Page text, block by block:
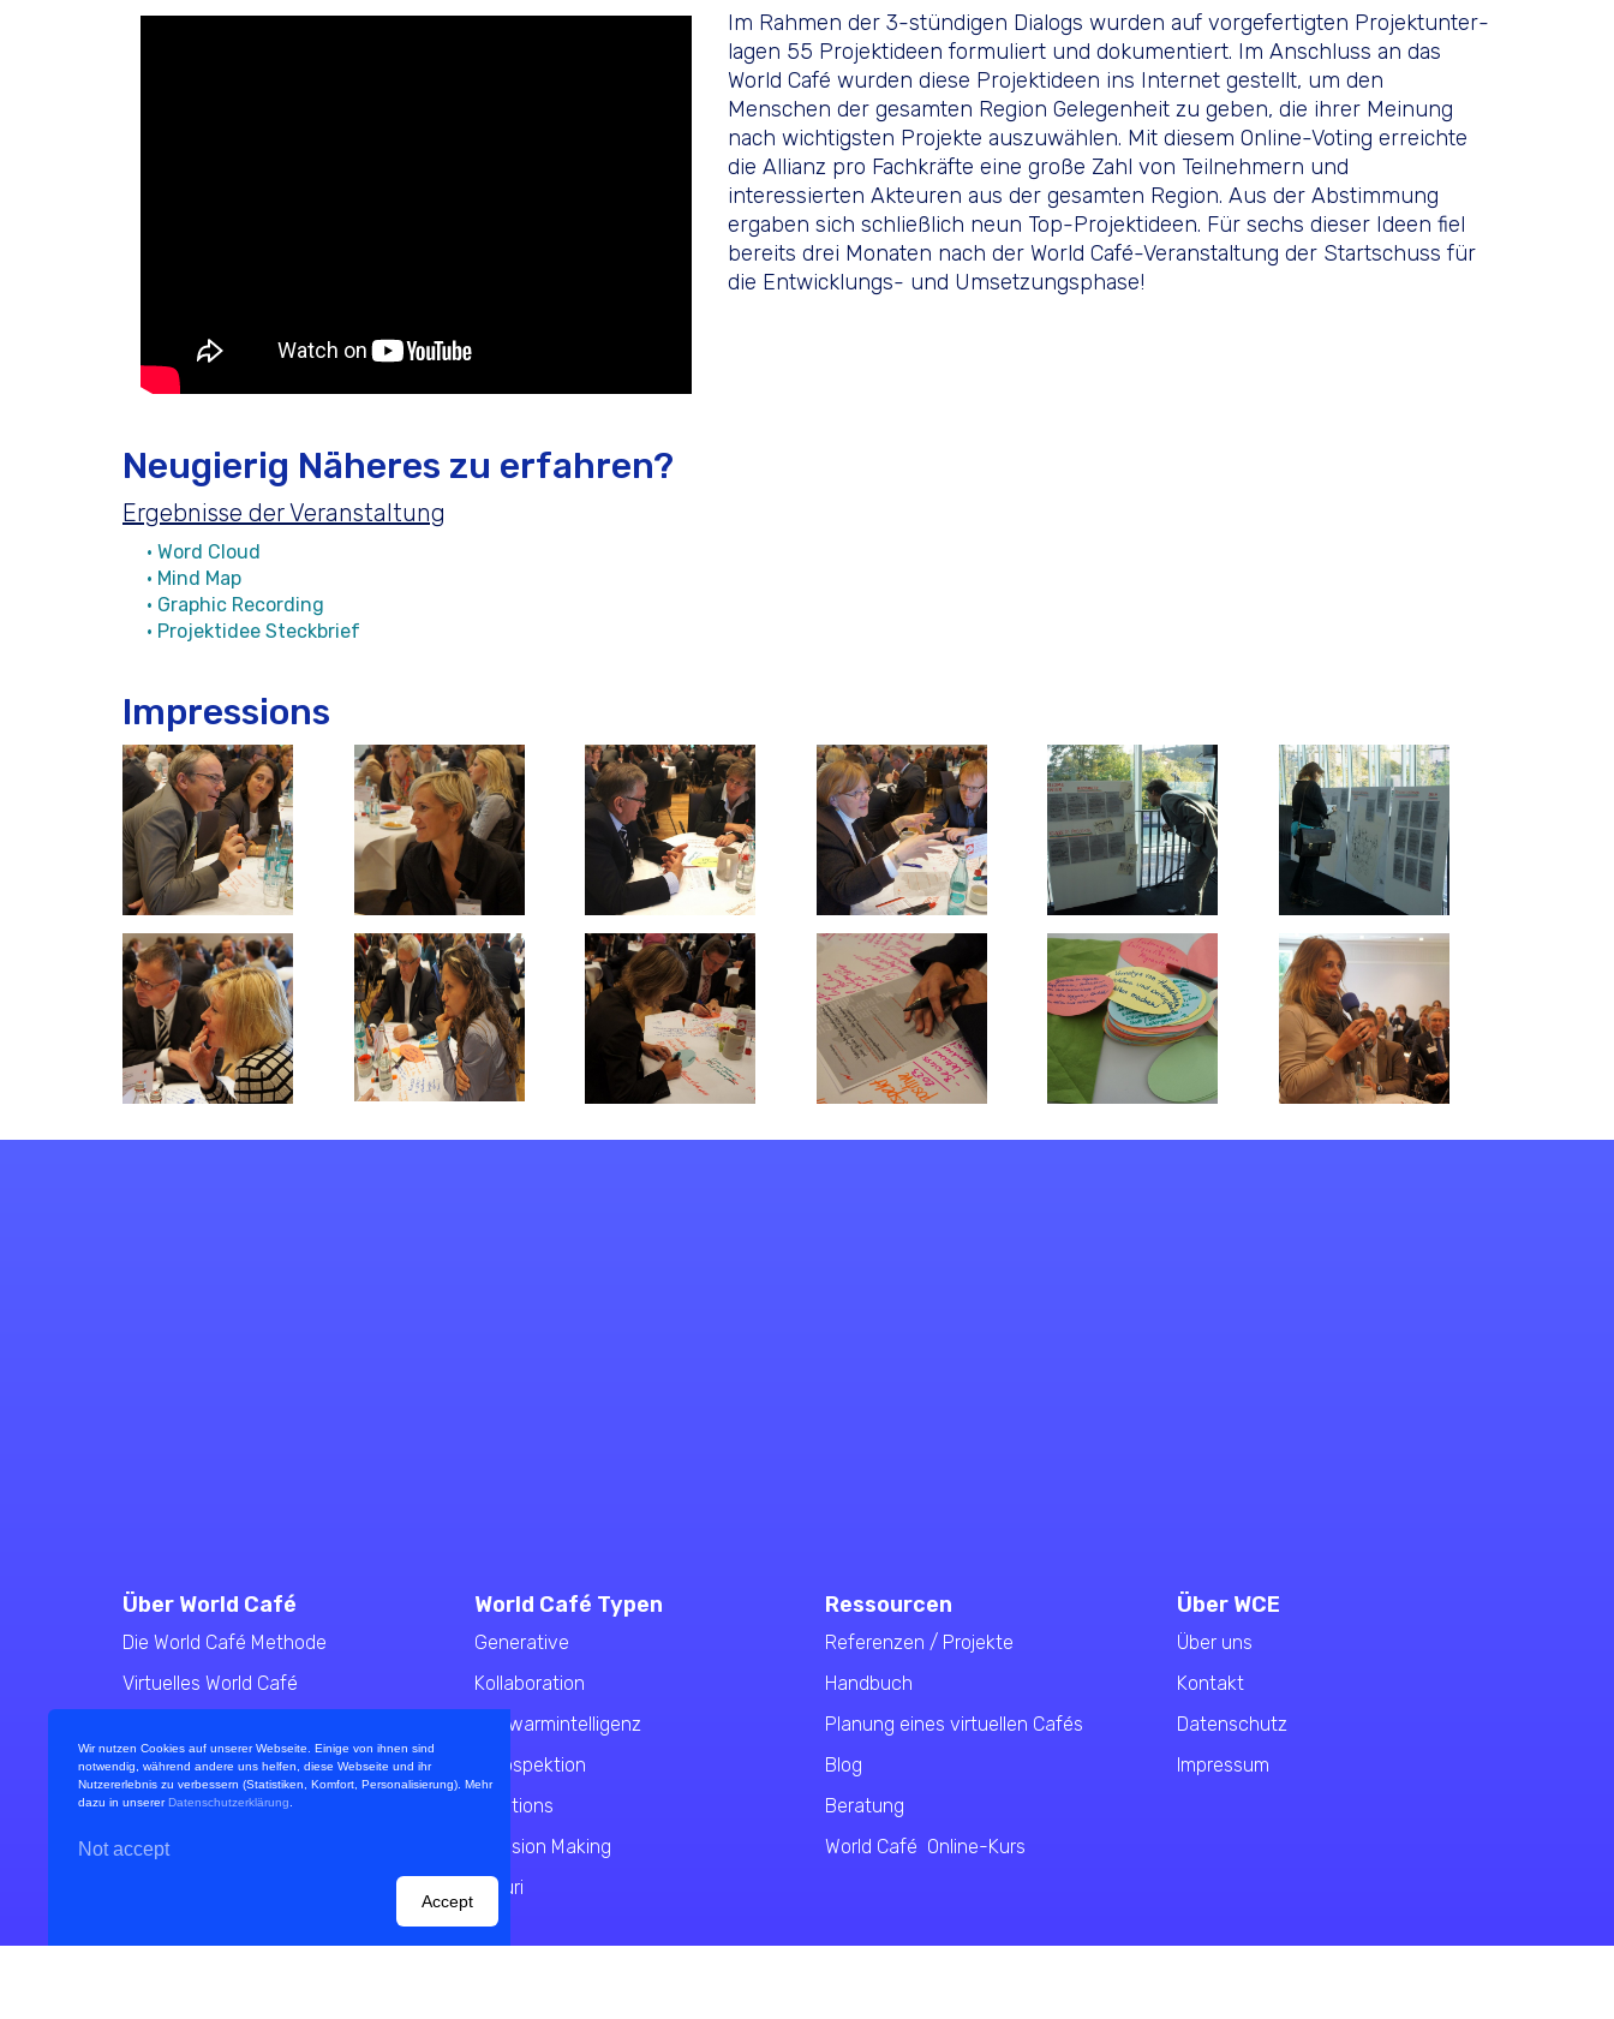
Im Rahmen der 3-stündigen Dialogs wurden auf vorgefertigten Projektunter­
lagen 55 Projektideen formuliert und dokumentiert. Im Anschluss an das
World Café wurden diese Projektideen ins Internet gestellt, um den
Menschen der gesamten Region Gelegenheit zu geben, die ihrer Meinung
nach wichtigsten Projekte auszuwählen. Mit diesem Online-Voting erreichte
die Allianz pro Fachkräfte eine große Zahl von Teilnehmern und
interessierten Akteuren aus der gesamten Region. Aus der Abstimmung
ergaben sich schließlich neun Top-Projektideen. Für sechs dieser Ideen fiel
bereits drei Monaten nach der World Café-Veranstaltung der Startschuss für
die Entwicklungs- und Umsetzungs­phase!
Neugierig Näheres zu erfahren?
Ergebnisse der Veranstaltung
• Word Cloud
• Mind Map
• Graphic Recording
• Projektidee Steckbrief
Impressions
Über World Café
Die World Café Methode
Virtuelles World Café
World Café Typen
Generative
Kollaboration
Schwarmintelligenz
Introspektion
Solutions
Decision Making
Keturi
Ressourcen
Referenzen / Projekte
Handbuch
Planung eines virtuellen Cafés
Blog
Beratung
World Café Online-Kurs
Über WCE
Über uns
Kontakt
Datenschutz
Impressum
Wir nutzen Cookies auf unserer Webseite. Einige von ihnen sind
notwendig, während andere uns helfen, diese Webseite und ihr
Nutzererlebnis zu verbessern (Statistiken, Komfort, Personalisierung). Mehr
dazu in unsererDatenschutzerklärung
Not accept
Accept